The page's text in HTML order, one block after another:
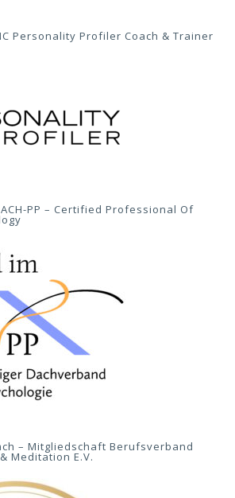
Personality Profiler Coach & Trainer
PP – Certified Professional Of
– Mitgliedschaft Berufsverband
Meditation E.V.